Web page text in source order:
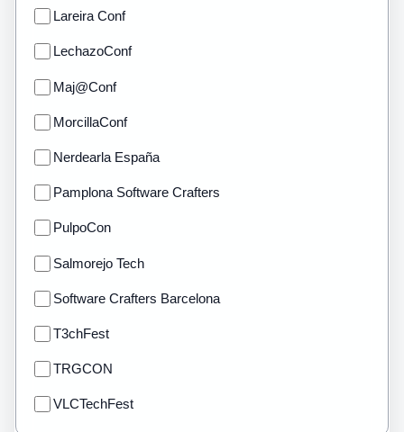
Lareira Conf
LechazoConf
Maj@Conf
MorcillaConf
Nerdearla España
Pamplona Software Crafters
PulpoCon
Salmorejo Tech
Software Crafters Barcelona
T3chFest
TRGCON
VLCTechFest